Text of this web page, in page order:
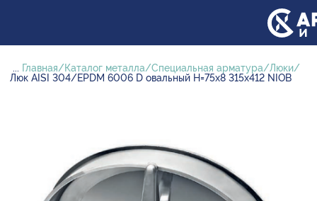
... Главная Каталог металла Специальная арматура
Люки
Люк AISI 304/EPDM 6006 D овальный H=75х8 315х412 NIOB